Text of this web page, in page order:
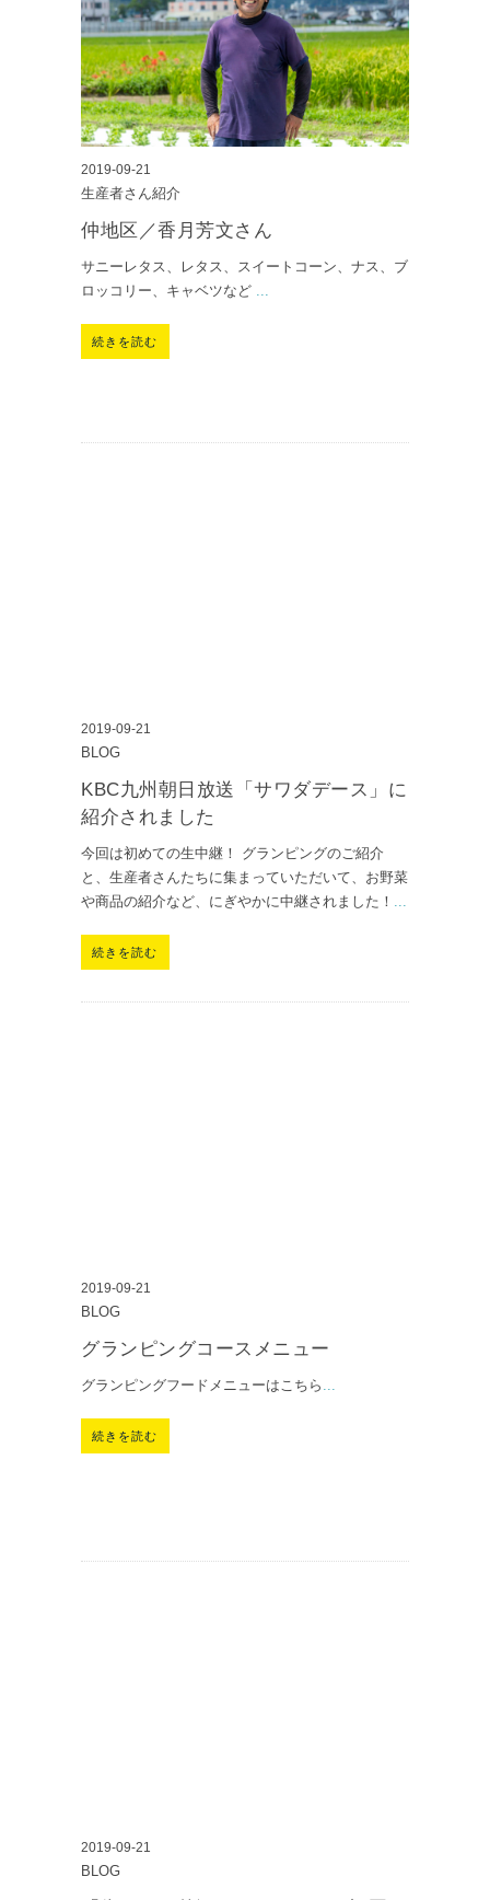
2019-09-21
生産者さん紹介
仲地区／香月芳文さん
サニーレタス、レタス、スイートコーン、ナス、ブ
ロッコリー、キャベツなど ...
続きを読む
2019-09-21
BLOG
KBC九州朝日放送「サワダデース」に
紹介されました
今回は初めての生中継！ グランピングのご紹介
と、生産者さんたちに集まっていただいて、お野菜
や商品の紹介など、にぎやかに中継されました！ ...
続きを読む
2019-09-21
BLOG
グランピングコースメニュー
グランピングフードメニューはこちら ...
続きを読む
2019-09-21
BLOG